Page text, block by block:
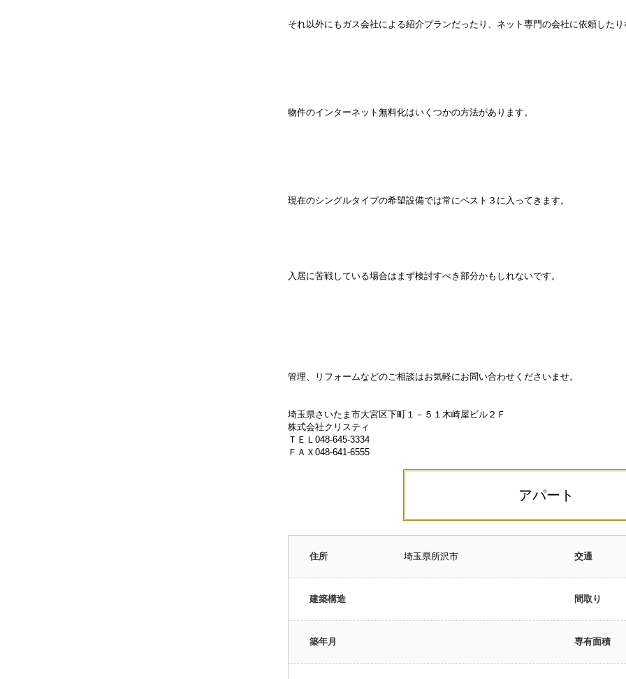
それ以外にもガス会社による紹介プランだったり、ネット専門の会社に依頼した
物件のインターネット無料化はいくつかの方法があります。
現在のシングルタイプの希望設備では常にベスト３に入ってきます。
入居に苦戦している場合はまず検討すべき部分かもしれないです。
管理、リフォームなどのご相談はお気軽にお問い合わせくださいませ。
埼玉県さいたま市大宮区下町１－５１木崎屋ビル２Ｆ
株式会社クリスティ
ＴＥＬ048-645-3334
ＦＡＸ048-641-6555
アパート
住所 埼玉県所沢市 交通
建築構造 間取り
築年月 専有面積